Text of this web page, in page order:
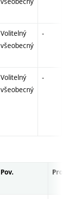
Volitelný
všeobecný
-
Volitelný
všeobecný
-
Pov. Prof.